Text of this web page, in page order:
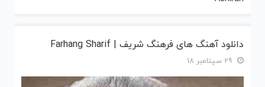
دانلود آهنگ های فرهنگ شریف | Farhang Sharif